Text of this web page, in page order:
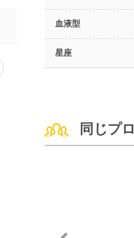
血液型
星座
同じプ